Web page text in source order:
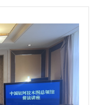
年教师成长发展中
锐意进取，以青春
言献策。 与会青
到的瓶颈难题，并
优化考核评价机
等方面提出意见建